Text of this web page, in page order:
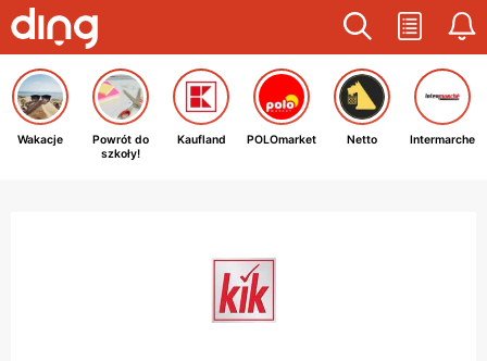
Wakacje
Powrót do
szkoły!
Kaufland POLOmarket Netto Intermarche